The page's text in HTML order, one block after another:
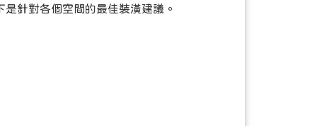
是針對各個空間的最佳裝潢建議。